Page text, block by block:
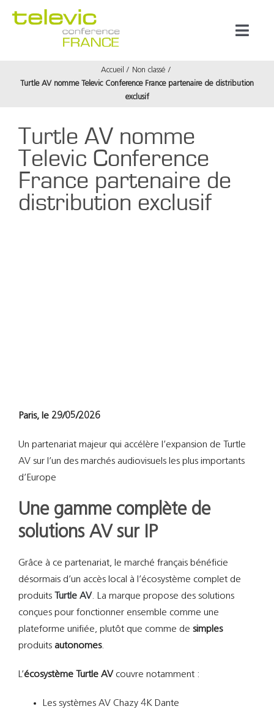
Produits
Accueil
Non classé
Turtle AV nomme Televic Conference France partenaire de distribution
exclusif
Turtle AV nomme
Televic Conference
France partenaire de
distribution exclusif
Paris, le 29/05/2026
Un partenariat majeur qui accélère l’expansion de Turtle
AV sur l’un des marchés audiovisuels les plus importants
d’Europe
Une gamme complète de
solutions AV sur IP
Grâce à ce partenariat, le marché français bénéficie
désormais d’un accès local à l’écosystème complet de
produits Turtle AV. La marque propose des solutions
conçues pour fonctionner ensemble comme une
plateforme unifiée, plutôt que comme de simples
produits autonomes.
L’écosystème Turtle AVcouvre notamment :
Les systèmes AV Chazy 4K Dante